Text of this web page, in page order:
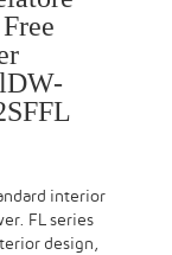
interior
FL series
design,